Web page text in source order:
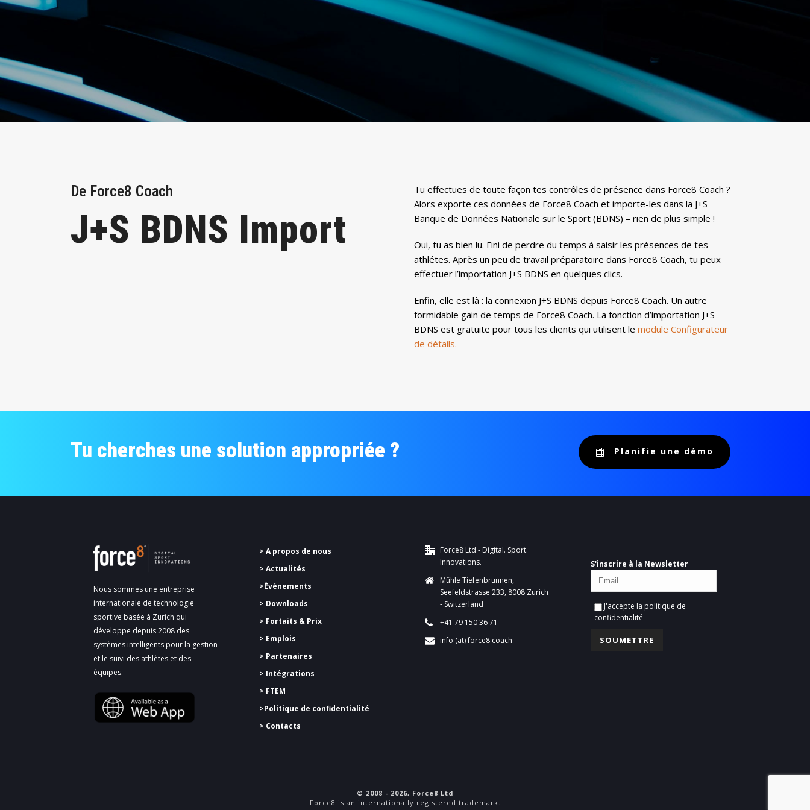
De Force8 Coach
J+S BDNS Import
Tu effectues de toute façon tes contrôles de présence dans Force8 Coach ?
Alors exporte ces données de Force8 Coach et importe-les dans la J+S
Banque de Données Nationale sur le Sport (BDNS) – rien de plus simple !
Oui, tu as bien lu. Fini de perdre du temps à saisir les présences de tes
athlétes. Après un peu de travail préparatoire dans Force8 Coach, tu peux
effectuer l’importation J+S BDNS en quelques clics.
Enfin, elle est là : la connexion J+S BDNS depuis Force8 Coach. Un autre
formidable gain de temps de Force8 Coach. La fonction d’importation J+S
BDNS est gratuite pour tous les clients qui utilisent le module Configurateur
de détails.
Tu cherches une solution appropriée ? Planifie une démo
Nous sommes une entreprise
internationale de technologie
sportive basée à Zurich qui
développe depuis 2008 des
systèmes intelligents pour la gestion
et le suivi des athlètes et des
équipes.
> A propos de nous
> Actualités
>Événements
> Downloads
> Fortaits & Prix
> Emplois
> Partenaires
> Intégrations
> FTEM
>Politique de confidentialité
> Contacts
Force8 Ltd - Digital. Sport.
Innovations.
Mühle Tiefenbrunnen,
Seefeldstrasse 233, 8008 Zurich
- Switzerland
+41 79 150 36 71
info (at) force8.coach
S'inscrire à la Newsletter
J'accepte la politique de
confidentialité
© 2008 - 2026, Force8 Ltd
Force8 is an internationally registered trademark.